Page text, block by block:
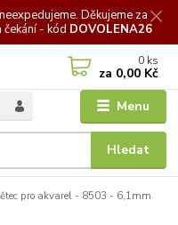
Děkujeme za
- kód DOVOLENA26
Menu
Hledat
0 ks
za 0,00 Kč
pro akvarel - 8503 - 6,1mm